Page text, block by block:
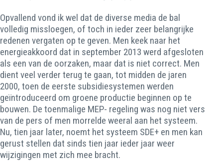
Opvallend vond ik wel dat de diverse media de bal
volledig missloegen, of toch in ieder zeer belangrijke
redenen vergaten op te geven. Men keek naar het
energieakkoord dat in september 2013 werd afgesloten
als een van de oorzaken, maar dat is niet correct. Men
dient veel verder terug te gaan, tot midden de jaren
2000, toen de eerste subsidiesystemen werden
geïntroduceerd om groene productie beginnen op te
bouwen. De toenmalige MEP- regeling was nog niet vers
van de pers of men morrelde weeral aan het systeem.
Nu, tien jaar later, noemt het systeem SDE+ en men kan
gerust stellen dat sinds tien jaar ieder jaar weer
wijzigingen met zich mee bracht.